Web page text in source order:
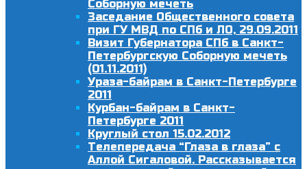
Соборную мечеть
Заседание Общественного совета
при ГУ МВД по СПб и ЛО, 29.09.2011
Визит Губернатора СПб в Санкт-
Петербургскую Соборную мечеть
(01.11.2011)
Ураза-байрам в Санкт-Петербурге
2011
Курбан-байрам в Санкт-
Петербурге 2011
Круглый стол 15.02.2012
Телепередача “Глаза в глаза” с
Аллой Сигаловой. Рассказывается